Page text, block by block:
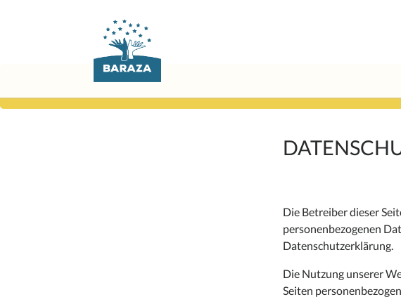
springen
Die Betreiber dieser
personenbezogenen
Datenschutzerklärung.
Die Nutzung unserer
Seiten